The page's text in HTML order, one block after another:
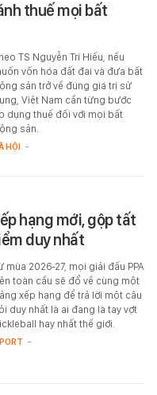
thuế mọi bất
TS Nguyễn Trí Hiếu, nếu
vốn hóa đất đai và đưa bất
sản trở về đúng giá trị sử
Việt Nam cần từng bước
dụng thuế đối với mọi bất
sản.
HỘI -
hạng mới, gộp tất
duy nhất
mùa 2026-27, mọi giải đấu PPA
toàn cầu sẽ đổ về cùng một
xếp hạng để trả lời một câu
duy nhất là ai đang là tay vợt
hay nhất thế giới.
-